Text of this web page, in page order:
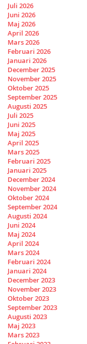
Juli 2026
Juni 2026
Maj 2026
April 2026
Mars 2026
Februari 2026
Januari 2026
December 2025
November 2025
Oktober 2025
September 2025
Augusti 2025
Juli 2025
Juni 2025
Maj 2025
April 2025
Mars 2025
Februari 2025
Januari 2025
December 2024
November 2024
Oktober 2024
September 2024
Augusti 2024
Juni 2024
Maj 2024
April 2024
Mars 2024
Februari 2024
Januari 2024
December 2023
November 2023
Oktober 2023
September 2023
Augusti 2023
Maj 2023
Mars 2023